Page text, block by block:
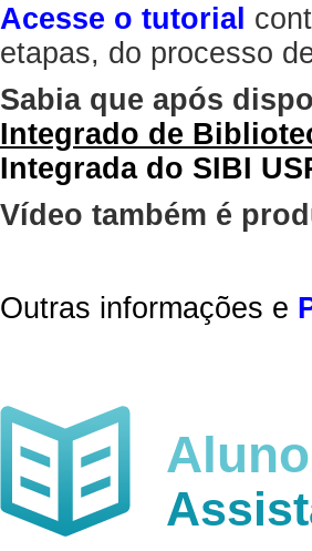
Acesse o tutorial
etapas, do processo
Sabia que após
Integrado de
Integrada do SIBI
Vídeo também é
Outras informações e
Aluno